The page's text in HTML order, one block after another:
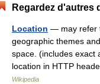
Regardez d'autres
Location — may refer
geographic themes
space. (includes exact
location in HTTP
Wikipedia